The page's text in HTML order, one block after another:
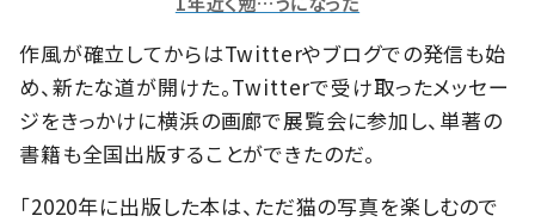
作風が確立してからはTwitterやブログでの発信も始
め、新たな道が開けた。Twitterで受け取ったメッセー
ジをきっかけに横浜の画廊で展覧会に参加し、単著の
書籍も全国出版することができたのだ。
「2020年に出版した本は、ただ猫の写真を楽しむので